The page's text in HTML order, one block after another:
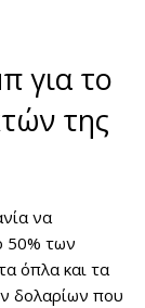
για το
της
να
50% των
όπλα και τα
δολαρίων που